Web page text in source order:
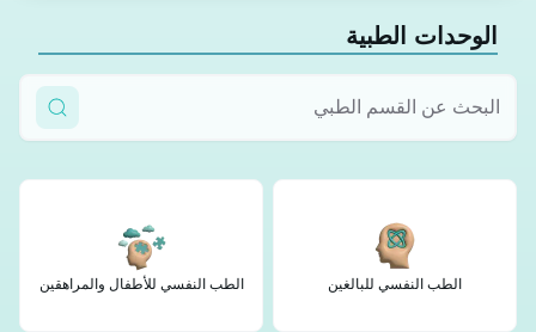
الوحدات الطبية
الطب النفسي للبالغين الطب النفسي للأطفال والمراهقين